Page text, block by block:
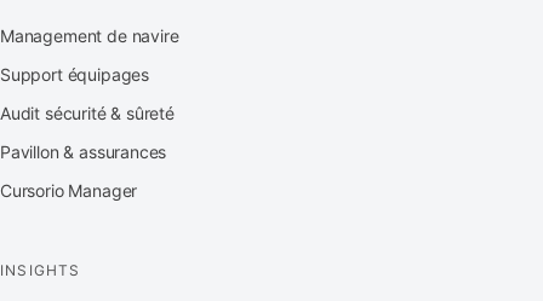
Management de navire
Support équipages
Audit sécurité & sûreté
Pavillon & assurances
Cursorio Manager
INSIGHTS